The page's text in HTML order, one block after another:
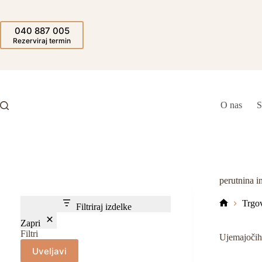
content040 887 005
Rezerviraj termin
O nas
perutnina
Filtriraj izdelke
Zapri
Filtri
Uveljavi